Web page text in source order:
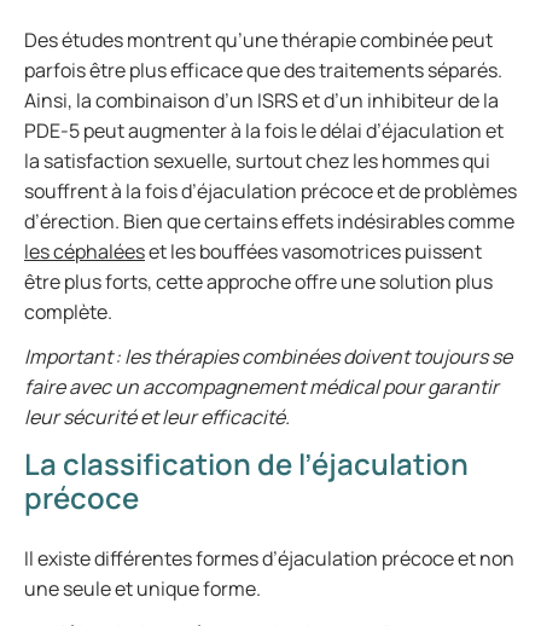
Des études montrent qu’une thérapie combinée peut
parfois être plus efficace que des traitements séparés.
Ainsi, la combinaison d’un ISRS et d’un inhibiteur de la
PDE-5 peut augmenter à la fois le délai d’éjaculation et
la satisfaction sexuelle, surtout chez les hommes qui
souffrent à la fois d’éjaculation précoce et de problèmes
d’érection. Bien que certains effets indésirables comme
les céphaléeset les bouffées vasomotrices puissent
être plus forts, cette approche offre une solution plus
complète.
Important : les thérapies combinées doivent toujours se
faire avec un accompagnement médical pour garantir
leur sécurité et leur efficacité.
La classification de l’éjaculation
précoce
Il existe différentes formes d’éjaculation précoce et non
une seule et unique forme.